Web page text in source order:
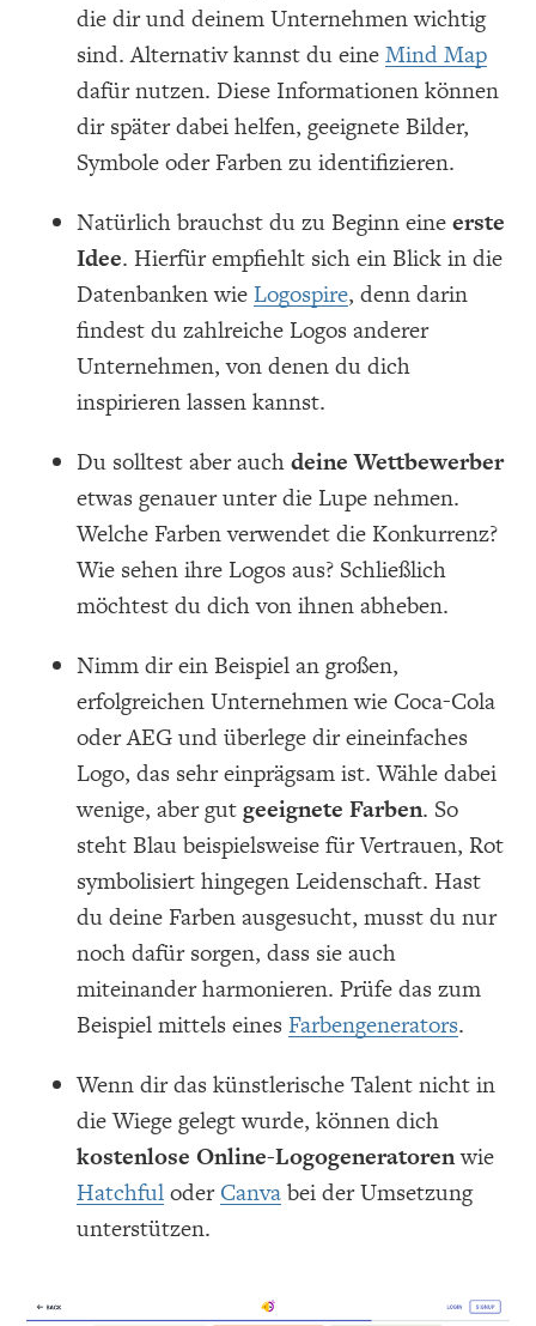
die dir und deinem Unternehmen wichtig
sind. Alternativ kannst du eineMind Map
dafür nutzen. Diese Informationen können
dir später dabei helfen, geeignete Bilder,
Symbole oder Farben zu identifizieren.
Natürlich brauchst du zu Beginn eineerste
Idee. Hierfür empfiehlt sich ein Blick in die
Datenbanken wieLogospire, denn darin
findest du zahlreiche Logos anderer
Unternehmen, von denen du dich
inspirieren lassen kannst.
Du solltest aber auchdeine Wettbewerber
etwas genauer unter die Lupe nehmen.
Welche Farben verwendet die Konkurrenz?
Wie sehen ihre Logos aus? Schließlich
möchtest du dich von ihnen abheben.
Nimm dir ein Beispiel an großen,
erfolgreichen Unternehmen wie Coca-Cola
oder AEG und überlege dir eineinfaches
Logo, das sehr einprägsam ist. Wähle dabei
wenige, aber gutgeeignete Farben. So
steht Blau beispielsweise für Vertrauen, Rot
symbolisiert hingegen Leidenschaft. Hast
du deine Farben ausgesucht, musst du nur
noch dafür sorgen, dass sie auch
miteinander harmonieren. Prüfe das zum
Beispiel mittels einesFarbengenerators.
Wenn dir das künstlerische Talent nicht in
die Wiege gelegt wurde, können dich
kostenlose Online-Logogeneratorenwie
HatchfuloderCanvabei der Umsetzung
unterstützen.